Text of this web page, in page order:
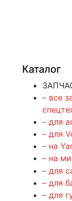
Каталог
– все
– для
– для
– на
– на
– для
– для
– для